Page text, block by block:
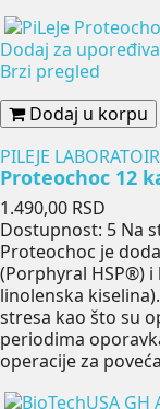
Dodaj za
Brzi pregled
Dodaj u korpu
PILEJE
Proteochoc 12
Cena
1.490,00 RSD
Dostupnost: 5 Na
Proteochoc je
(Porphyral HSP®) i
linolenska
stresa kao što su
periodima
operacije za